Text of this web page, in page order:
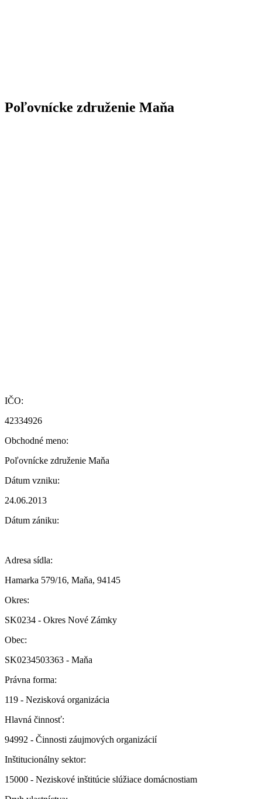
Poľovnícke združenie Maňa
IČO:
42334926
Obchodné meno:
Poľovnícke združenie Maňa
Dátum vzniku:
24.06.2013
Dátum zániku:
Adresa sídla:
Hamarka 579/16, Maňa, 94145
Okres:
SK0234 - Okres Nové Zámky
Obec:
SK0234503363 - Maňa
Právna forma:
119 - Nezisková organizácia
Hlavná činnosť:
94992 - Činnosti záujmových organizácií
Inštitucionálny sektor:
15000 - Neziskové inštitúcie slúžiace domácnostiam